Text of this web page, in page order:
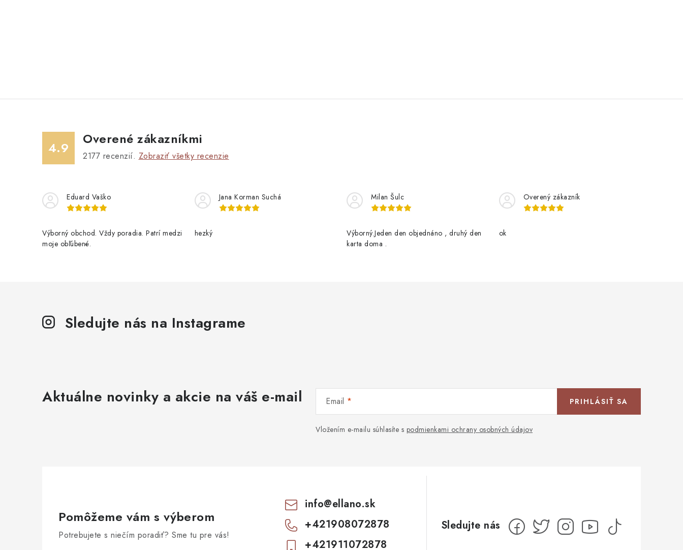
4.9
Overené zákazníkmi
2177 recenzií. Zobraziť všetky recenzie
Eduard Vaško
Výborný obchod. Vždy poradia. Patrí medzi
moje obľúbené.
Jana Korman Suchá
hezký
Milan Šulc
Výborný.Jeden den objednáno , druhý den
karta doma .
Overený zákazník
ok
Sledujte nás na Instagrame
Aktuálne novinky a akcie na váš e-mail Email
Vložením e-mailu súhlasíte s podmienkami ochrany osobných údajov
PRIHLÁSIŤ SA
Pomôžeme vám s výberom
Potrebujete s niečím poradiť? Sme tu pre vás!
info@ellano.sk
+421908072878
+421911072878